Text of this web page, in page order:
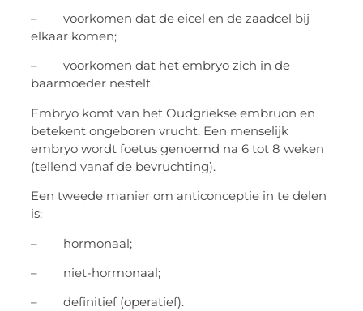
– voorkomen dat de eicel en de zaadcel bij
elkaar komen;
– voorkomen dat het embryo zich in de
baarmoeder nestelt.
Embryo komt van het Oudgriekse embruon en
betekent ongeboren vrucht. Een menselijk
embryo wordt foetus genoemd na 6 tot 8 weken
(tellend vanaf de bevruchting).
Een tweede manier om anticonceptie in te delen
is:
– hormonaal;
– niet-hormonaal;
– definitief (operatief).